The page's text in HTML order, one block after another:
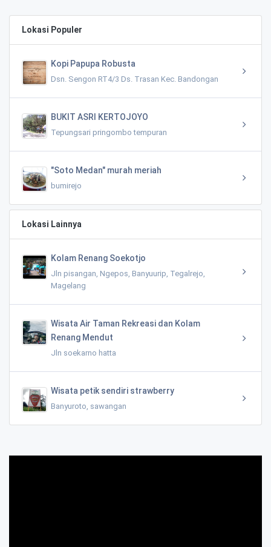
Lokasi Populer
Kopi Papupa Robusta
Dsn. Sengon RT4/3 Ds. Trasan Kec. Bandongan
BUKIT ASRI KERTOJOYO
Tepungsari pringombo tempuran
"Soto Medan" murah meriah
bumirejo
Lokasi Lainnya
Kolam Renang Soekotjo
Jln pisangan, Ngepos, Banyuurip, Tegalrejo,
Magelang
Wisata Air Taman Rekreasi dan Kolam
Renang Mendut
Jln soekarno hatta
Wisata petik sendiri strawberry
Banyuroto, sawangan